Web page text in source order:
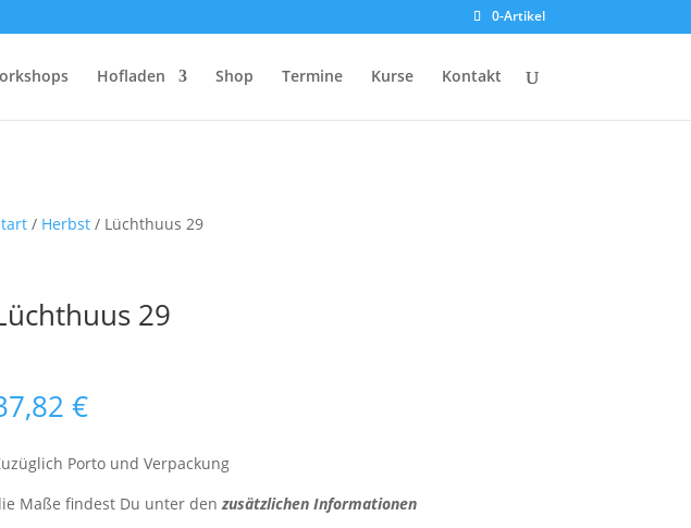
0-Artikel
Hofladen Shop Termine Kurse Kontakt
/ Herbst/ Lüchthuus 29
29
€
Porto und Verpackung
Maße findest Du unter denzusätzlichen Informationen